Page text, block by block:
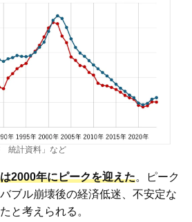
統計資料」など
2000年にピークを迎えた。ピーク
ブル崩壊後の経済低迷、不安定な
と考えられる。